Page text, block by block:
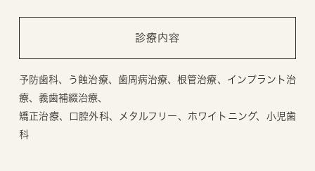
診療内容
予防歯科、う蝕治療、歯周病治療、根管治療、インプラント治
療、義歯補綴治療、
矯正治療、口腔外科、メタルフリー、ホワイトニング、小児歯
科